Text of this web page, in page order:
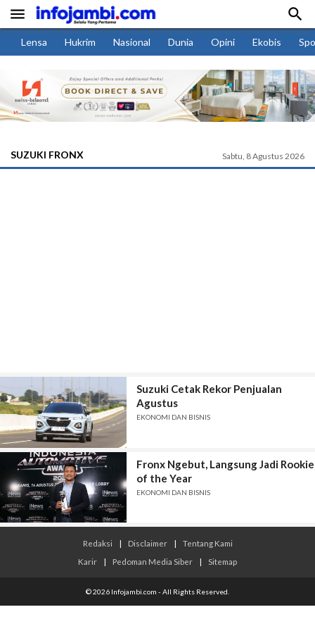
 
Lensa Hukrim Nasional Dunia Opini Ekobis
SUZUKI FRONX Sabtu, 8 Agustus 2026
Suzuki Cetak Rekor Penjualan
Agustus
EKONOMI DAN BISNIS
Fronx Ngebut, Langsung Jadi Rookie
of the Year
EKONOMI DAN BISNIS
Redaksi | Disclaimer |
Tentang Kami
Karir
| Pedoman Media Siber | Sitemap
© 2026 Infojambi.com - All Rights Reserved.